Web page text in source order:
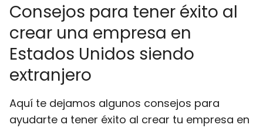
Consejos para tener éxito al
crear una empresa en
Estados Unidos siendo
extranjero
Aquí te dejamos algunos consejos para
ayudarte a tener éxito al crear tu empresa en